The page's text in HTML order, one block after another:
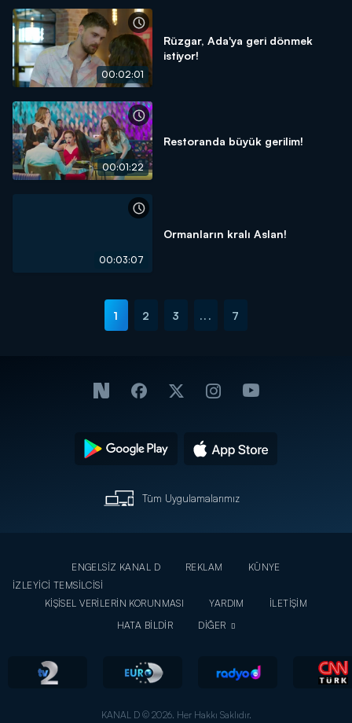
00:02:01
Rüzgar, Ada'ya geri dönmek
istiyor!
00:01:22
Restoranda büyük gerilim!
00:03:07
Ormanların kralı Aslan!
1 2 3 ... 7
Tüm Uygulamalarımız
ENGELSİZ KANAL D REKLAM
KÜNYE
İZLEYİCİ TEMSİLCİSİ
KİŞİSEL VERİLERİN KORUNMASI
YARDIM
İLETİŞİM
HATA BİLDİR
DİĞER
KANAL D © 2026. Her Hakkı Saklıdır.